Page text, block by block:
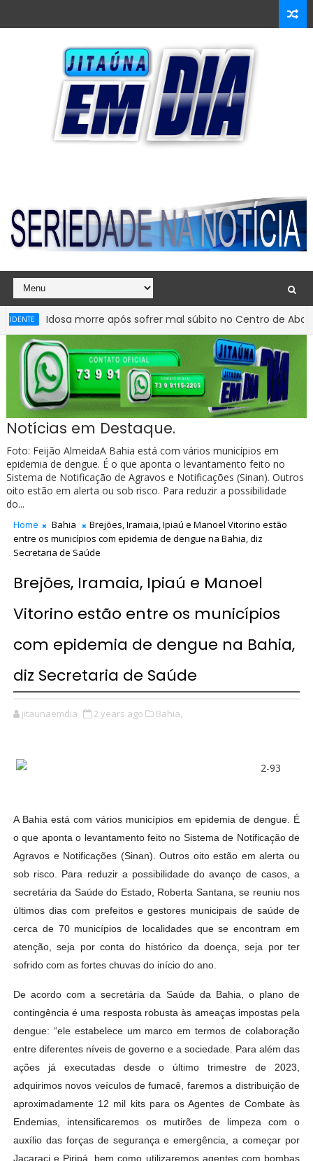
Idosa morre após sofrer mal súbito no Centro de
Dois jovens ficam feridos após colisão entre carro e
Notícias em Destaque.
Foto: Feijão AlmeidaA Bahia está com vários municípios em
epidemia de dengue. É o que aponta o levantamento feito no
Sistema de Notificação de Agravos e Notificações (Sinan). Outros
oito estão em alerta ou sob risco. Para reduzir a possibilidade
do...
Home Bahia
Brejões, Iramaia, Ipiaú e Manoel Vitorino estão
entre os municípios com epidemia de dengue na Bahia, diz
Secretaria de Saúde
Brejões, Iramaia, Ipiaú e Manoel
Vitorino estão entre os municípios
com epidemia de dengue na Bahia,
diz Secretaria de Saúde
jitaunaemdia 2 years ago Bahia,
A Bahia está com vários municípios em epidemia de dengue. É
o que aponta o levantamento feito no Sistema de Notificação de
Agravos e Notificações (Sinan). Outros oito estão em alerta ou
sob risco. Para reduzir a possibilidade do avanço de casos, a
secretária da Saúde do Estado, Roberta Santana, se reuniu nos
últimos dias com prefeitos e gestores municipais de saúde de
cerca de 70 municípios de localidades que se encontram em
atenção, seja por conta do histórico da doença, seja por ter
sofrido com as fortes chuvas do início do ano.
De acordo com a secretária da Saúde da Bahia, o plano de
contingência é uma resposta robusta às ameaças impostas pela
dengue: “ele estabelece um marco em termos de colaboração
entre diferentes níveis de governo e a sociedade. Para além das
ações já executadas desde o último trimestre de 2023,
adquirimos novos veículos de fumacê, faremos a distribuição de
aproximadamente 12 mil kits para os Agentes de Combate às
Endemias, intensificaremos os mutirões de limpeza com o
auxílio das forças de segurança e emergência, a começar por
Jacaraci e Piripá, bem como utilizaremos agentes com bombas